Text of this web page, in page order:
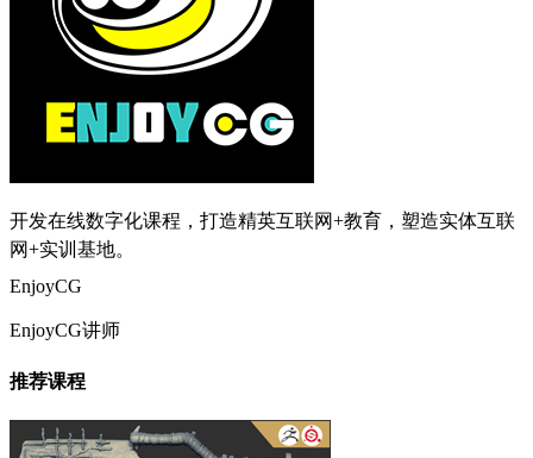
开发在线数字化课程，打造精英互联网+教育，塑造实体互联
网+实训基地。
EnjoyCG
EnjoyCG讲师
推荐课程